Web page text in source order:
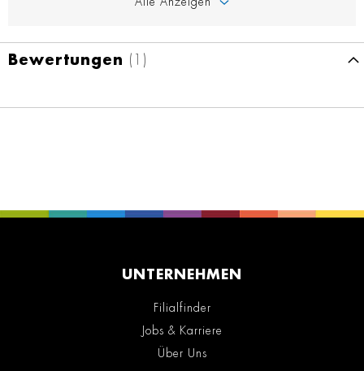
Bewertungen
UNTERNEHMEN
Filialfinder
Jobs & Karriere
Über Uns